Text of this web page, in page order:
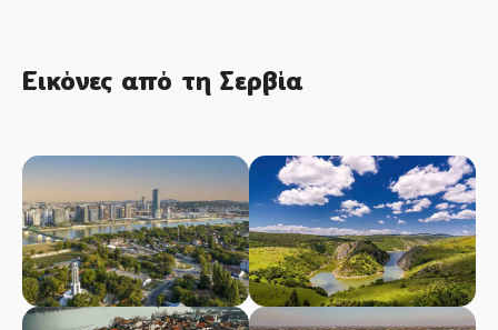
Εικόνες από τη Σερβία